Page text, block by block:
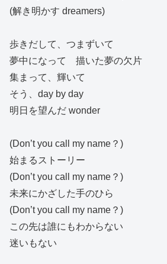
(解き明かす dreamers)
歩きだして、つまずいて
夢中になって 描いた夢の欠片
集まって、輝いて
そう、day by day
明日を望んだ wonder
(Don’t you call my name？)
始まるストーリー
(Don’t you call my name？)
未来にかざした手のひら
(Don’t you call my name？)
この先は誰にもわからない
迷いもない